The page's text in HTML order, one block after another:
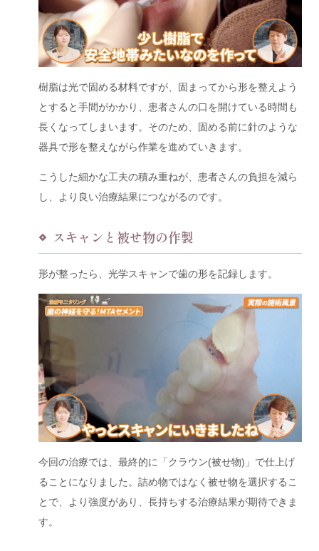
樹脂は光で固める材料ですが、固まってから形を整えよう
とすると手間がかかり、患者さんの口を開けている時間も
長くなってしまいます。そのため、固める前に針のような
器具で形を整えながら作業を進めていきます。
こうした細かな工夫の積み重ねが、患者さんの負担を減ら
し、より良い治療結果につながるのです。
スキャンと被せ物の作製
形が整ったら、光学スキャンで歯の形を記録します。
今回の治療では、最終的に「クラウン(被せ物)」で仕上げ
ることになりました。詰め物ではなく被せ物を選択するこ
とで、より強度があり、長持ちする治療結果が期待できま
す。